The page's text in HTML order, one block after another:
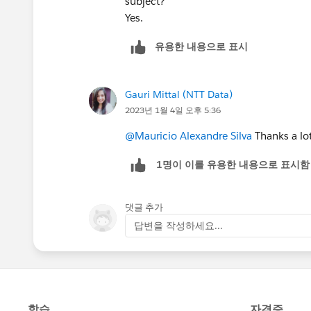
Yes.
유용한 내용으로 표시
Gauri Mittal (NTT Data)
2023년 1월 4일 오후 5:36
@Mauricio Alexandre Silva Thanks a
1명이 이를 유용한 내용으로 표시함
댓글 추가
답변을 작성하세요...